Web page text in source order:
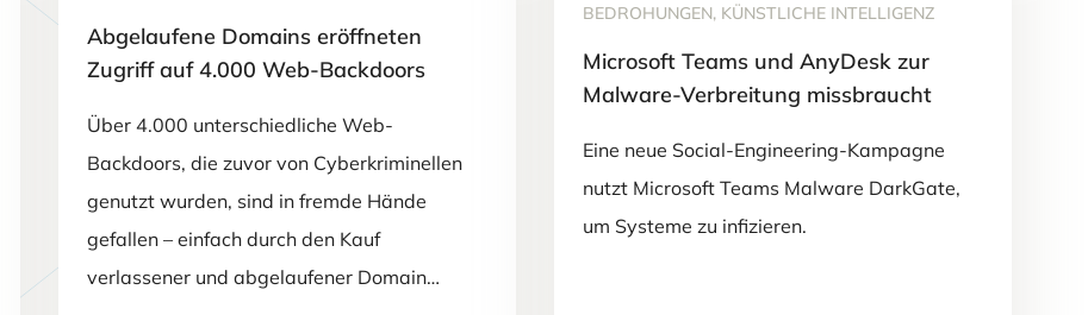
Abgelaufene Domains eröffneten
Zugriff auf 4.000 Web-Backdoors
Über 4.000 unterschiedliche Web-
Backdoors, die zuvor von Cyberkriminellen
genutzt wurden, sind in fremde Hände
gefallen – einfach durch den Kauf
verlassener und abgelaufener Domain…
BEDROHUNGEN, KÜNSTLICHE INTELLIGENZ
Microsoft Teams und AnyDesk zur
Malware-Verbreitung missbraucht
Eine neue Social-Engineering-Kampagne
nutzt Microsoft Teams Malware DarkGate,
um Systeme zu infizieren.